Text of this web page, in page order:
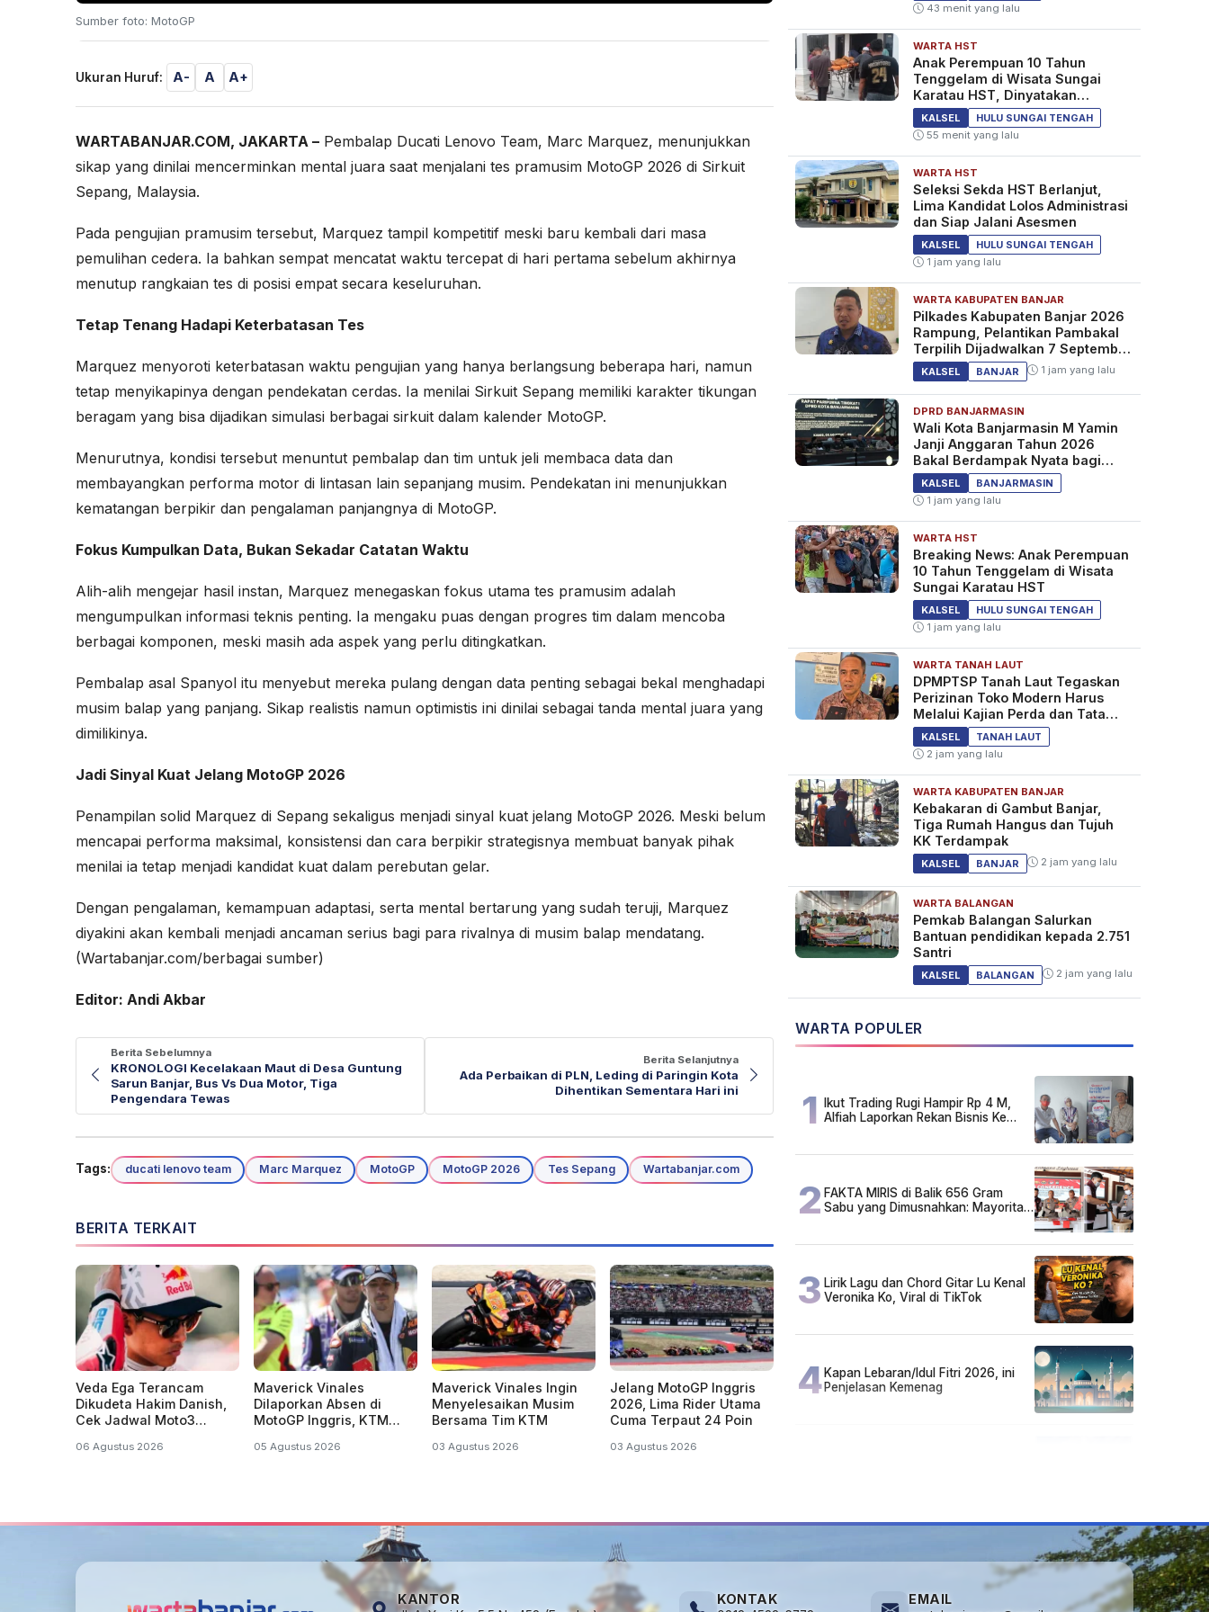
Sumber foto: MotoGP
Ukuran Huruf: A- A A+
WARTABANJAR.COM, JAKARTA – Pembalap Ducati Lenovo Team, Marc Marquez, menunjukkan
sikap yang dinilai mencerminkan mental juara saat menjalani tes pramusim MotoGP 2026 di Sirkuit
Sepang, Malaysia.
Pada pengujian pramusim tersebut, Marquez tampil kompetitif meski baru kembali dari masa
pemulihan cedera. Ia bahkan sempat mencatat waktu tercepat di hari pertama sebelum akhirnya
menutup rangkaian tes di posisi empat secara keseluruhan.
Tetap Tenang Hadapi Keterbatasan Tes
Marquez menyoroti keterbatasan waktu pengujian yang hanya berlangsung beberapa hari, namun
tetap menyikapinya dengan pendekatan cerdas. Ia menilai Sirkuit Sepang memiliki karakter tikungan
beragam yang bisa dijadikan simulasi berbagai sirkuit dalam kalender MotoGP.
Menurutnya, kondisi tersebut menuntut pembalap dan tim untuk jeli membaca data dan
membayangkan performa motor di lintasan lain sepanjang musim. Pendekatan ini menunjukkan
kematangan berpikir dan pengalaman panjangnya di MotoGP.
Fokus Kumpulkan Data, Bukan Sekadar Catatan Waktu
Alih-alih mengejar hasil instan, Marquez menegaskan fokus utama tes pramusim adalah
mengumpulkan informasi teknis penting. Ia mengaku puas dengan progres tim dalam mencoba
berbagai komponen, meski masih ada aspek yang perlu ditingkatkan.
Pembalap asal Spanyol itu menyebut mereka pulang dengan data penting sebagai bekal menghadapi
musim balap yang panjang. Sikap realistis namun optimistis ini dinilai sebagai tanda mental juara yang
dimilikinya.
Jadi Sinyal Kuat Jelang MotoGP 2026
Penampilan solid Marquez di Sepang sekaligus menjadi sinyal kuat jelang MotoGP 2026. Meski belum
mencapai performa maksimal, konsistensi dan cara berpikir strategisnya membuat banyak pihak
menilai ia tetap menjadi kandidat kuat dalam perebutan gelar.
Dengan pengalaman, kemampuan adaptasi, serta mental bertarung yang sudah teruji, Marquez
diyakini akan kembali menjadi ancaman serius bagi para rivalnya di musim balap mendatang.
(Wartabanjar.com/berbagai sumber)
Editor: Andi Akbar
Berita Sebelumnya
KRONOLOGI Kecelakaan Maut di Desa Guntung
Sarun Banjar, Bus Vs Dua Motor, Tiga
Pengendara Tewas
Berita Selanjutnya
Ada Perbaikan di PLN, Leding di Paringin Kota
Dihentikan Sementara Hari ini
Tags: ducati lenovo team Marc Marquez MotoGP MotoGP 2026 Tes Sepang Wartabanjar.com
BERITA TERKAIT
Veda Ega Terancam
Dikudeta Hakim Danish,
Cek Jadwal Moto3
06 Agustus 2026
Maverick Vinales
Dilaporkan Absen di
MotoGP Inggris, KTM
05 Agustus 2026
Maverick Vinales Ingin
Menyelesaikan Musim
Bersama Tim KTM
03 Agustus 2026
Jelang MotoGP Inggris
2026, Lima Rider Utama
Cuma Terpaut 24 Poin
03 Agustus 2026
43 menit yang lalu
WARTA HST
Anak Perempuan 10 Tahun
Tenggelam di Wisata Sungai
Karatau HST, Dinyatakan
Meninggal Dunia
KALSEL
HULU SUNGAI TENGAH
55 menit yang lalu
WARTA HST
Seleksi Sekda HST Berlanjut,
Lima Kandidat Lolos Administrasi
dan Siap Jalani Asesmen
KALSEL
HULU SUNGAI TENGAH
1 jam yang lalu
WARTA KABUPATEN BANJAR
Pilkades Kabupaten Banjar 2026
Rampung, Pelantikan Pambakal
Terpilih Dijadwalkan 7 September
2026
KALSEL BANJAR 1 jam yang lalu
DPRD BANJARMASIN
Wali Kota Banjarmasin M Yamin
Janji Anggaran Tahun 2026
Bakal Berdampak Nyata bagi
Masyarakat&nbsp;
KALSEL
BANJARMASIN
1 jam yang lalu
WARTA HST
Breaking News: Anak Perempuan
10 Tahun Tenggelam di Wisata
Sungai Karatau HST
KALSEL
HULU SUNGAI TENGAH
1 jam yang lalu
WARTA TANAH LAUT
DPMPTSP Tanah Laut Tegaskan
Perizinan Toko Modern Harus
Melalui Kajian Perda dan Tata
Ruang
KALSEL
TANAH LAUT
2 jam yang lalu
WARTA KABUPATEN BANJAR
Kebakaran di Gambut Banjar,
Tiga Rumah Hangus dan Tujuh
KK Terdampak
KALSEL BANJAR 2 jam yang lalu
WARTA BALANGAN
Pemkab Balangan Salurkan
Bantuan pendidikan kepada 2.751
Santri
KALSEL BALANGAN 2 jam yang lalu
WARTA POPULER
1 Ikut Trading Rugi Hampir Rp 4 M,
Alfiah Laporkan Rekan Bisnis Ke
2 FAKTA MIRIS di Balik 656 Gram
Sabu yang Dimusnahkan: Mayoritas
3 Lirik Lagu dan Chord Gitar Lu Kenal
Veronika Ko, Viral di TikTok
4Kapan Lebaran/Idul Fitri 2026, ini
Penjelasan Kemenag
KANTOR KONTAK EMAIL